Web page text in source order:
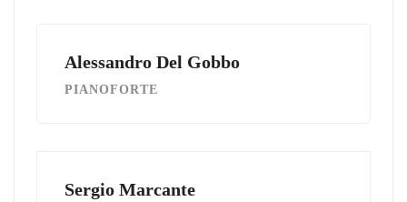
Alessandro Del Gobbo
PIANOFORTE
Sergio Marcante